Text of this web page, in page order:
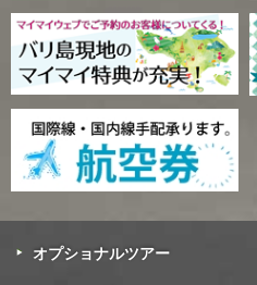
オプショナルツアー